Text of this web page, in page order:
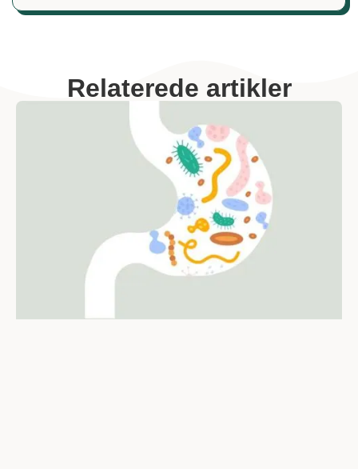
Relaterede artikler